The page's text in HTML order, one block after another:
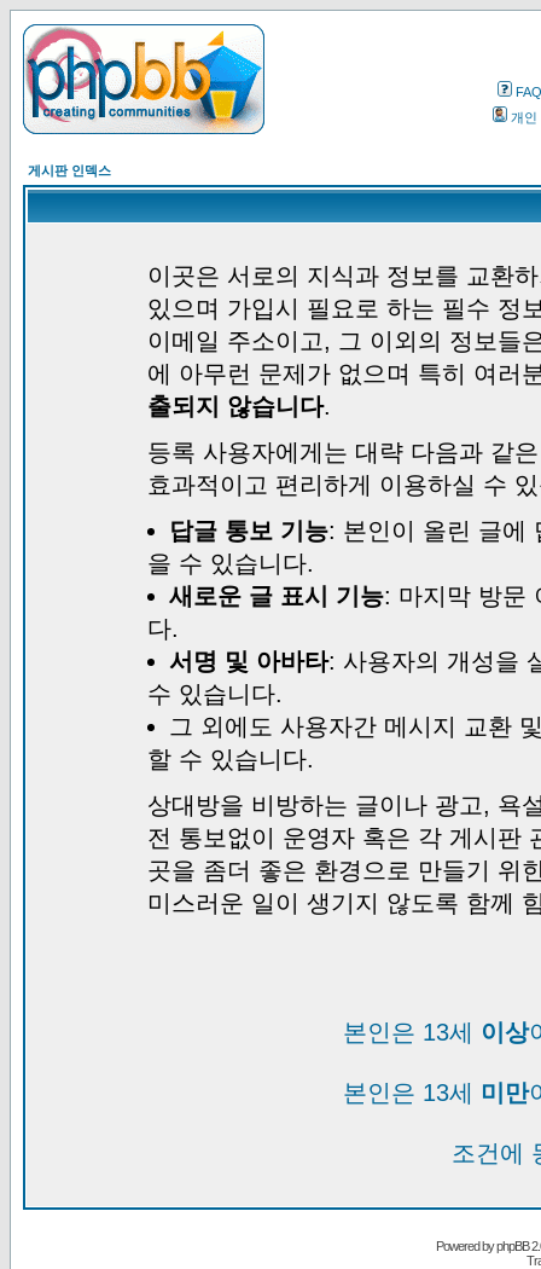
FAQ
개인
게시판 인덱스
이곳은 서로의 지식과 정보를 교환
있으며 가입시 필요로 하는 필수 정
이메일 주소이고, 그 이외의 정보들
에 아무런 문제가 없으며 특히 여러
출되지 않습니다.
등록 사용자에게는 대략 다음과 같
효과적이고 편리하게 이용하실 수
답글 통보 기능: 본인이 올린 글에
을 수 있습니다.
새로운 글 표시 기능: 마지막 방문
다.
서명 및 아바타: 사용자의 개성을
수 있습니다.
그 외에도 사용자간 메시지 교환
할 수 있습니다.
상대방을 비방하는 글이나 광고, 욕
전 통보없이 운영자 혹은 각 게시판
곳을 좀더 좋은 환경으로 만들기 위
미스러운 일이 생기지 않도록 함께
본인은 13세 이상
본인은 13세 미만
조건에
Powered byphpBB